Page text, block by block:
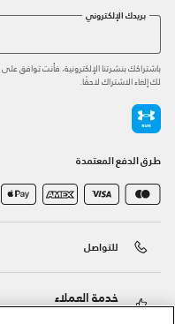
بريدك الإلكتروني
باشتراكك بنشرتنا الإلكترونية، فأنت توافق على
لك إلغاء الاشتراك لاحقًا.
طرق الدفع المعتمدة
للتواصل
خدمة العملاء